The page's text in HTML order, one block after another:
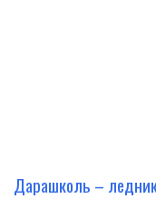
Дарашколь –